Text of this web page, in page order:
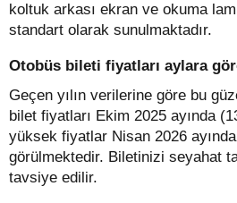
koltuk arkası ekran ve okuma
standart olarak sunulmaktadır.
Otobüs bileti fiyatları aylara
Geçen yılın verilerine göre bu
bilet fiyatları Ekim 2025 ayında
yüksek fiyatlar Nisan 2026
görülmektedir. Biletinizi seyahat
tavsiye edilir.